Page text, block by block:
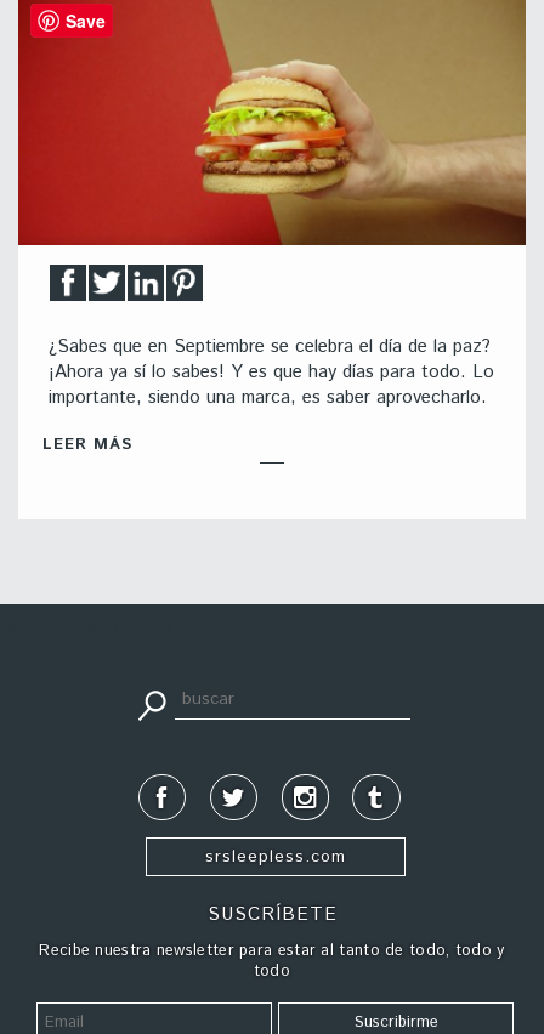
¿Sabes que en Septiembre se celebra el día de la paz?
¡Ahora ya sí lo sabes! Y es que hay días para todo. Lo
importante, siendo una marca, es saber aprovecharlo.
LEER MÁS
srsleepless.com
SUSCRÍBETE
Recibe nuestra newsletter para estar al tanto de todo, todo y
todo
Save